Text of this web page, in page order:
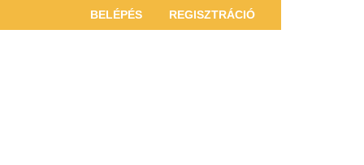
BELÉPÉS REGISZTRÁCIÓ